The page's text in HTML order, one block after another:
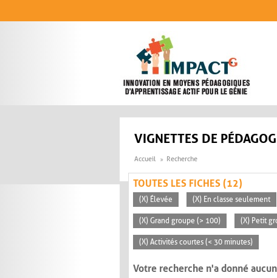
VIGNETTES DE
Accueil Recherche
TOUTES LES FICHES (12)
(X) Élevée (X) En classe seulement
(X) Grand groupe (> 100) (X) Petit
(X) Activités courtes (< 30 minutes)
Votre recherche n'a donné